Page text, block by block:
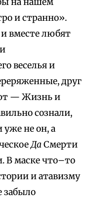
и странно».
вместе любят
веселья и
друг
— Жизнь и
сознали,
уже не он, а
ДаСмерти
В маске что–то
и атавизму
забыло